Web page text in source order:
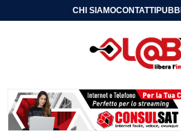
CHI SIAMOCONTATTI